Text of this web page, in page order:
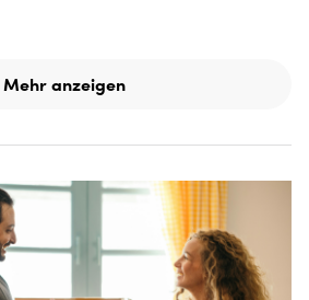
Mehr anzeigen